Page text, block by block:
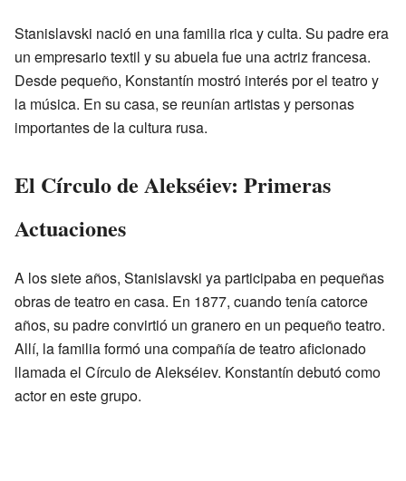
Stanislavski nació en una familia rica y culta. Su padre era
un empresario textil y su abuela fue una actriz francesa.
Desde pequeño, Konstantín mostró interés por el teatro y
la música. En su casa, se reunían artistas y personas
importantes de la cultura rusa.
El Círculo de Alekséiev: Primeras
Actuaciones
A los siete años, Stanislavski ya participaba en pequeñas
obras de teatro en casa. En 1877, cuando tenía catorce
años, su padre convirtió un granero en un pequeño teatro.
Allí, la familia formó una compañía de teatro aficionado
llamada el Círculo de Alekséiev. Konstantín debutó como
actor en este grupo.